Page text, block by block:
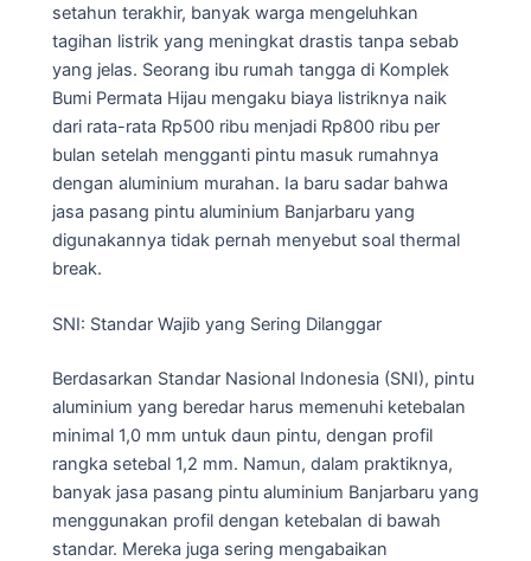
setahun terakhir, banyak warga mengeluhkan
tagihan listrik yang meningkat drastis tanpa sebab
yang jelas. Seorang ibu rumah tangga di Komplek
Bumi Permata Hijau mengaku biaya listriknya naik
dari rata-rata Rp500 ribu menjadi Rp800 ribu per
bulan setelah mengganti pintu masuk rumahnya
dengan aluminium murahan. Ia baru sadar bahwa
jasa pasang pintu aluminium Banjarbaru yang
digunakannya tidak pernah menyebut soal thermal
break.
SNI: Standar Wajib yang Sering Dilanggar
Berdasarkan Standar Nasional Indonesia (SNI), pintu
aluminium yang beredar harus memenuhi ketebalan
minimal 1,0 mm untuk daun pintu, dengan profil
rangka setebal 1,2 mm. Namun, dalam praktiknya,
banyak jasa pasang pintu aluminium Banjarbaru yang
menggunakan profil dengan ketebalan di bawah
standar. Mereka juga sering mengabaikan